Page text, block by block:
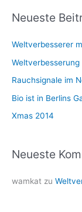
h
n
n
a
Neueste
Weltverbesserer
Rauchsignale im
Bio ist in Berlins
Xmas 2014
Neueste
wamkat zu